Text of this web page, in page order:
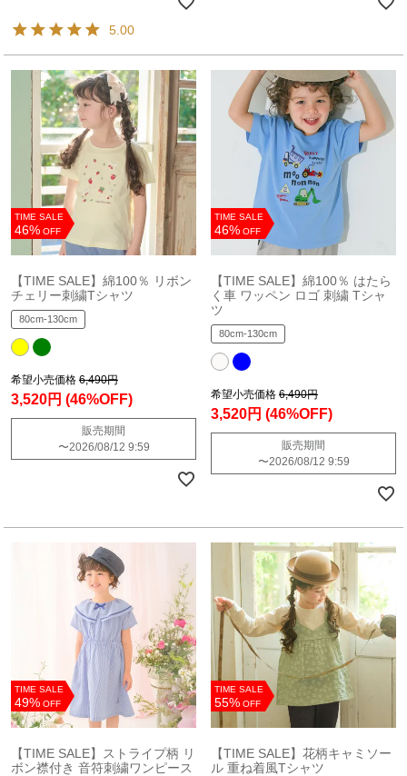
5.00
TIME SALE
46% OFF
【TIME SALE】綿100％ リボン
チェリー刺繍Tシャツ
80cm-130cm
希望小売価格 6,490円
3,520円 (46%OFF)
販売期間
〜2026/08/12 9:59
TIME SALE
46% OFF
【TIME SALE】綿100％ はたら
く車 ワッペン ロゴ 刺繍 Tシャ
ツ
80cm-130cm
希望小売価格 6,490円
3,520円 (46%OFF)
販売期間
〜2026/08/12 9:59
TIME SALE
49% OFF
【TIME SALE】ストライプ柄 リ
ボン襟付き 音符刺繍ワンピース
TIME SALE
55% OFF
【TIME SALE】花柄キャミソー
ル 重ね着風Tシャツ